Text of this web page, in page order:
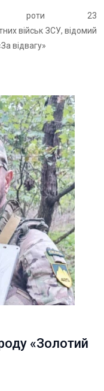
роти 23
військ ЗСУ, відомий
відвагу»
«Золотий